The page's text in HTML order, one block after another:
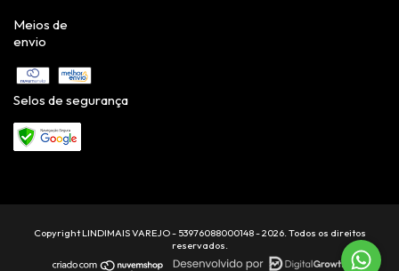
Meios de
envio
Selos de segurança
Copyright LINDIMAIS VAREJO - 53976088000148 - 2026. Todos os direitos
reservados.